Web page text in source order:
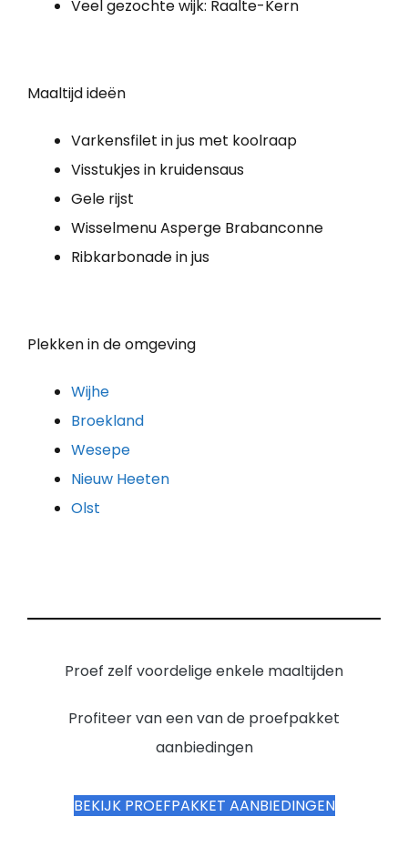
Veel gezochte wijk: Raalte-Kern
Maaltijd ideën
Varkensfilet in jus met koolraap
Visstukjes in kruidensaus
Gele rijst
Wisselmenu Asperge Brabanconne
Ribkarbonade in jus
Plekken in de omgeving
Wijhe
Broekland
Wesepe
Nieuw Heeten
Olst
Proef zelf voordelige enkele maaltijden
Profiteer van een van de proefpakket
aanbiedingen
BEKIJK PROEFPAKKET AANBIEDINGEN